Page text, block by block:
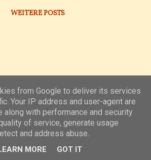
WEITERE POSTS
Powered by Blogger
from Google to deliver its services
Your IP address and user-agent are
along with performance and security
of service, generate usage
and address abuse.
MORE GOT IT